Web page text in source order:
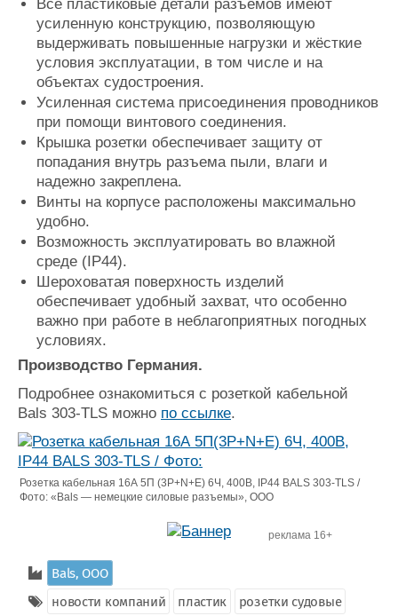
Все пластиковые детали разъёмов имеют
усиленную конструкцию, позволяющую
выдерживать повышенные нагрузки и жёсткие
условия эксплуатации, в том числе и на
объектах судостроения.
Усиленная система присоединения проводников
при помощи винтового соединения.
Крышка розетки обеспечивает защиту от
попадания внутрь разъема пыли, влаги и
надежно закреплена.
Винты на корпусе расположены максимально
удобно.
Возможность эксплуатировать во влажной
среде (IP44).
Шероховатая поверхность изделий
обеспечивает удобный захват, что особенно
важно при работе в неблагоприятных погодных
условиях.
Производство Германия.
Подробнее ознакомиться с розеткой кабельной
Bals 303-TLS можно по ссылке.
Розетка кабельная 16А 5П (3P+N+E) 6Ч, 400В, IP44 BALS 303-TLS /
Фото: «Bals — немецкие силовые разъемы», ООО
реклама 16+
Bals, ООО
новости компаний
пластик
розетки судовые